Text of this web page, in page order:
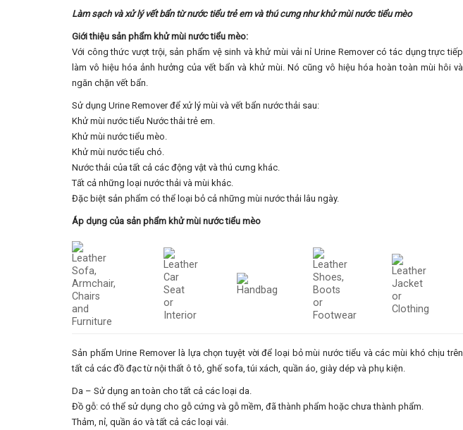
Làm sạch và xử lý vết bẩn từ nước tiểu trẻ em và thú cưng như khử mùi nước tiểu mèo
Giới thiệu sản phẩm khử mùi nước tiểu mèo:
Với công thức vượt trội, sản phẩm vệ sinh và khử mùi vải nỉ Urine Remover có tác dụng trực tiếp
làm vô hiệu hóa ảnh hưởng của vết bẩn và khử mùi. Nó cũng vô hiệu hóa hoàn toàn mùi hôi và
ngăn chặn vết bẩn.
Sử dụng Urine Remover để xử lý mùi và vết bẩn nước thải sau:
Khử mùi nước tiểu Nước thải trẻ em.
Khử mùi nước tiểu mèo.
Khử mùi nước tiểu chó.
Nước thải của tất cả các động vật và thú cưng khác.
Tất cả những loại nước thải và mùi khác.
Đặc biệt sản phẩm có thể loại bỏ cả những mùi nước thải lâu ngày.
Áp dụng của sản phẩm khử mùi nước tiểu mèo
Sản phẩm Urine Remover là lựa chọn tuyệt vời để loại bỏ mùi nước tiểu và các mùi khó chịu trên
tất cả các đồ đạc từ nội thất ô tô, ghế sofa, túi xách, quần áo, giày dép và phụ kiện.
Da – Sử dụng an toàn cho tất cả các loại da.
Đồ gỗ: có thể sử dụng cho gỗ cứng và gỗ mềm, đã thành phẩm hoặc chưa thành phẩm.
Thảm, nỉ, quần áo và tất cả các loại vải.